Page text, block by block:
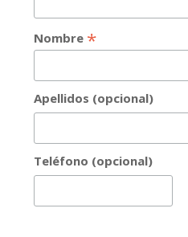
Nombre *
Apellidos (opcional)
Teléfono (opcional)